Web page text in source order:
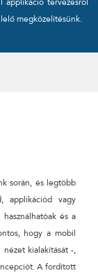
megközelítésünk.
során, és legtöbb
applikációd vagy
és a
hogy a mobil
kialakítását -,
A fordított